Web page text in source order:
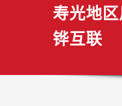
寿光地
铧互联